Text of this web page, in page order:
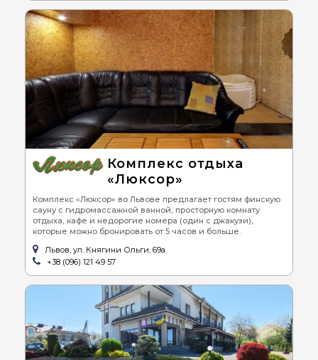
Комплекс отдыха
«Люксор»
Комплекс «Люксор» во Львове предлагает гостям финскую
сауну с гидромассажной ванной, просторную комнату
отдыха, кафе и недорогие номера (один с джакузи),
которые можно бронировать от 5 часов и больше.
Львов, ул. Княгини Ольги, 69а
+38 (096) 121 49 57